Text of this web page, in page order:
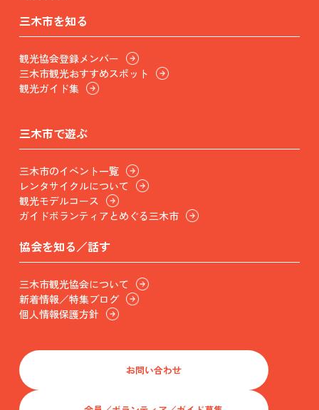
三木市を知る
観光協会登録メンバー
三木市観光おすすめスポット
観光ガイド集
三木市で遊ぶ
三木市のイベント一覧
レンタサイクルについて
観光モデルコース
ガイドボランティアとめぐる三木市
協会を知る／話す
三木市観光協会について
新着情報／特集ブログ
個人情報保護方針
お問い合わせ